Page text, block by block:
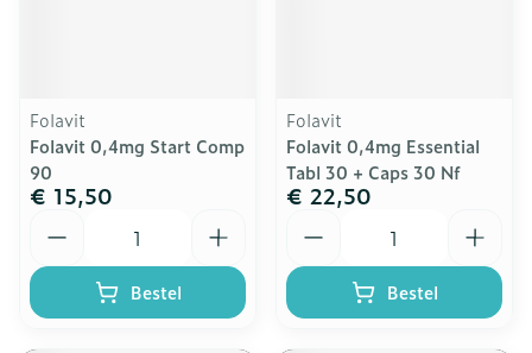
Folavit
Folavit 0,4mg Start Comp
90
€ 15,50
Bestel
Folavit
Folavit 0,4mg Essential
Tabl 30 + Caps 30 Nf
€ 22,50
Bestel